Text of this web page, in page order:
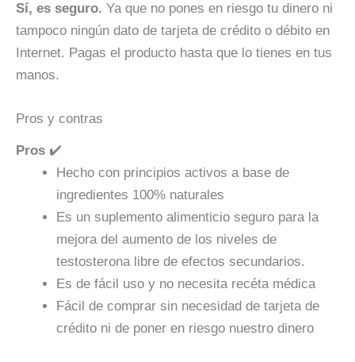
Sí, es seguro. Ya que no pones en riesgo tu dinero ni
tampoco ningún dato de tarjeta de crédito o débito en
Internet. Pagas el producto hasta que lo tienes en tus
manos.
Pros y contras
Pros ✔️
Hecho con principios activos a base de
ingredientes 100% naturales
Es un suplemento alimenticio seguro para la
mejora del aumento de los niveles de
testosterona libre de efectos secundarios.
Es de fácil uso y no necesita recéta médica
Fácil de comprar sin necesidad de tarjeta de
crédito ni de poner en riesgo nuestro dinero